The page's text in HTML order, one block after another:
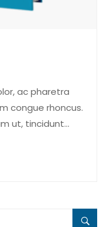
ac pharetra
congue rhoncus.
ut, tincidunt